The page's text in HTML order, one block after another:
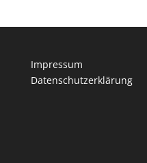
Impressum
Datenschutzerklärung